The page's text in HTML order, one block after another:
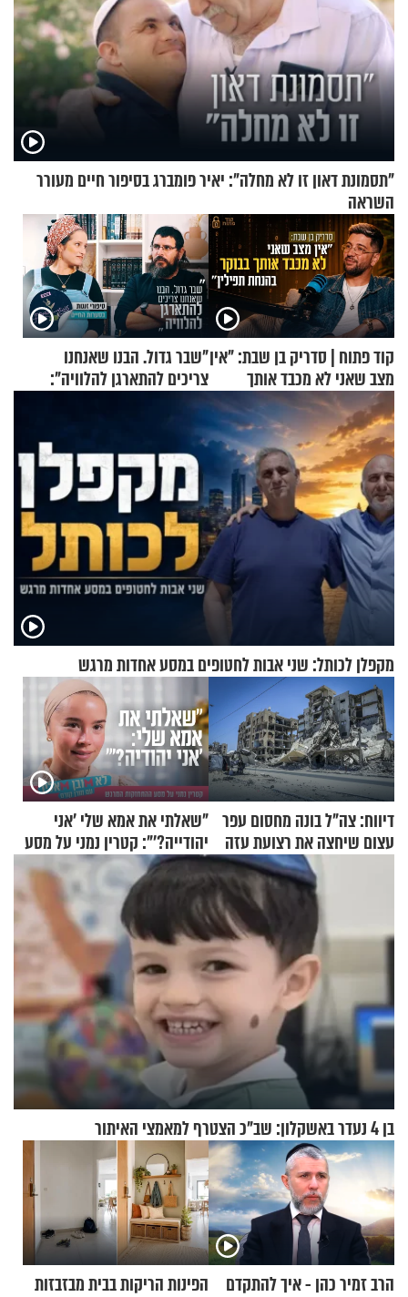
"תסמונת דאון זו לא מחלה": יאיר פומברג בסיפור חיים מעורר
השראה
קוד פתוח | סדריק בן שבת: "אין
מצב שאני לא מכבד אותך
בבוקר בהנחת תפילין"
"שבר גדול. הבנו שאנחנו
צריכים להתארגן להלוויה":
זוגיות במבחן, הפעם עם מרים
וגד דנינו
מקפלן לכותל: שני אבות לחטופים במסע אחדות מרגש
דיווח: צה"ל בונה מחסום עפר
עצום שיחצה את רצועת עזה
"שאלתי את אמא שלי 'אני
יהודייה?'": קטרין נמני על מסע
ההתחזקות המרגש
בן 4 נעדר באשקלון: שב"כ הצטרף למאמצי האיתור
הרב זמיר כהן - איך להתקדם
הפינות הריקות בבית מבזבזות